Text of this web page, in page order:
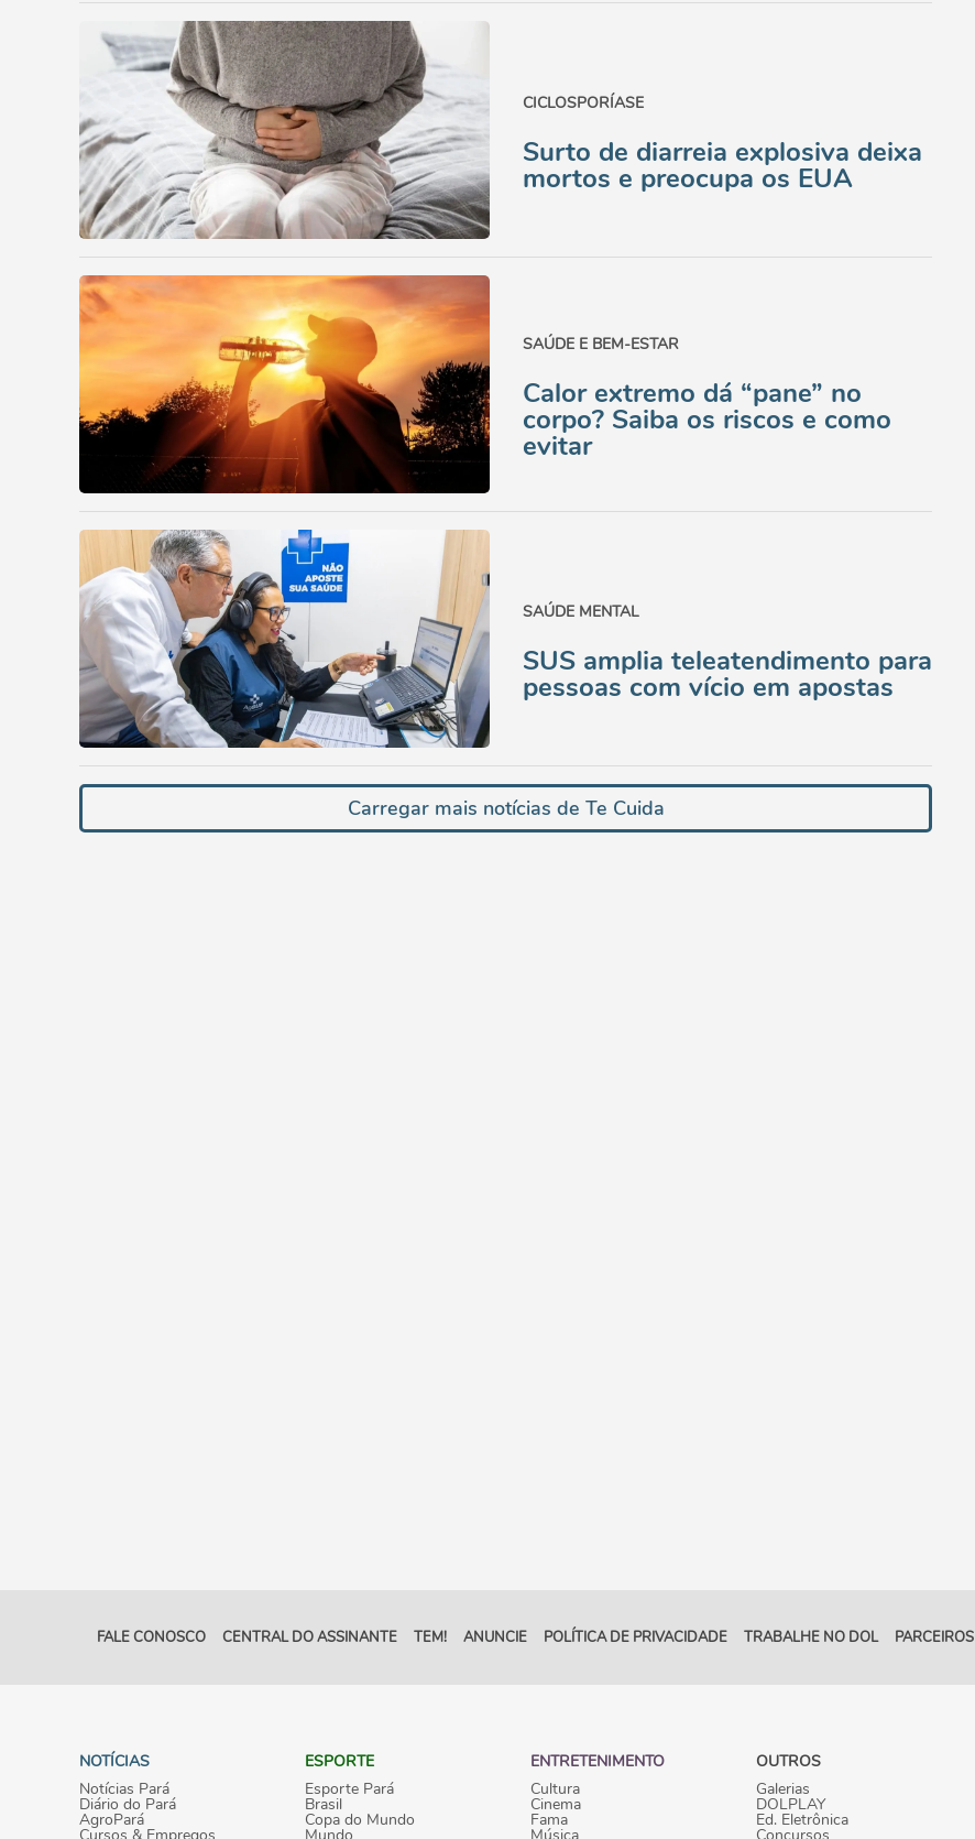
CICLOSPORÍASE
Surto de diarreia explosiva deixa
mortos e preocupa os EUA
SAÚDE E BEM-ESTAR
Calor extremo dá “pane” no
corpo? Saiba os riscos e como
evitar
SAÚDE MENTAL
SUS amplia teleatendimento para
pessoas com vício em apostas
Carregar mais notícias de Te Cuida
FALE CONOSCO CENTRAL DO ASSINANTE TEM! ANUNCIE POLÍTICA DE PRIVACIDADE TRABALHE NO DOL PARCEIROS
NOTÍCIAS
Notícias Pará
Diário do Pará
AgroPará
Cursos & Empregos
ESPORTE
Esporte Pará
Brasil
Copa do Mundo
Mundo
ENTRETENIMENTO
Cultura
Cinema
Fama
Música
OUTROS
Galerias
DOLPLAY
Ed. Eletrônica
Concursos